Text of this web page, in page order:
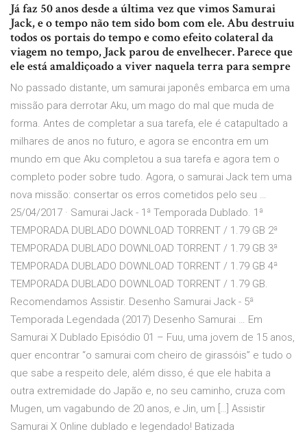
Já faz 50 anos desde a última vez que vimos Samurai
Jack, e o tempo não tem sido bom com ele. Abu destruiu
todos os portais do tempo e como efeito colateral da
viagem no tempo, Jack parou de envelhecer. Parece que
ele está amaldiçoado a viver naquela terra para sempre
No passado distante, um samurai japonês embarca em uma
missão para derrotar Aku, um mago do mal que muda de
forma. Antes de completar a sua tarefa, ele é catapultado a
milhares de anos no futuro, e agora se encontra em um
mundo em que Aku completou a sua tarefa e agora tem o
completo poder sobre tudo. Agora, o samurai Jack tem uma
nova missão: consertar os erros cometidos pelo seu …
25/04/2017 · Samurai Jack - 1ª Temporada Dublado. 1ª
TEMPORADA DUBLADO DOWNLOAD TORRENT / 1.79 GB 2ª
TEMPORADA DUBLADO DOWNLOAD TORRENT / 1.79 GB 3ª
TEMPORADA DUBLADO DOWNLOAD TORRENT / 1.79 GB 4ª
TEMPORADA DUBLADO DOWNLOAD TORRENT / 1.79 GB.
Recomendamos Assistir. Desenho Samurai Jack - 5ª
Temporada Legendada (2017) Desenho Samurai … Em
Samurai X Dublado Episódio 01 – Fuu, uma jovem de 15 anos,
quer encontrar “o samurai com cheiro de girassóis” e tudo o
que sabe a respeito dele, além disso, é que ele habita a
outra extremidade do Japão e, no seu caminho, cruza com
Mugen, um vagabundo de 20 anos, e Jin, um […] Assistir
Samurai X Online dublado e legendado! Batizada